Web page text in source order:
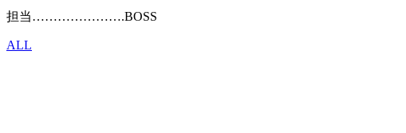
担当………………….BOSS
ALL